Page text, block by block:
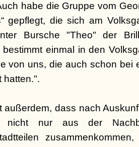
habe die Gruppe vom
gepflegt, die sich am
Bursche "Theo" der
einmal in den
von uns, die auch schon bei
hatten.".
außerdem, dass nach
nicht nur aus der